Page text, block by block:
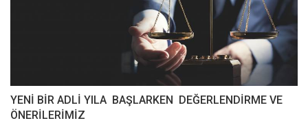
YENİ BİR ADLİ YILA BAŞLARKEN DEĞERLENDİRME VE
ÖNERİLERİMİZ